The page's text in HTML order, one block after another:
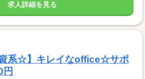
求人詳細を見る
資系☆】キレイなoffice☆サポ
円